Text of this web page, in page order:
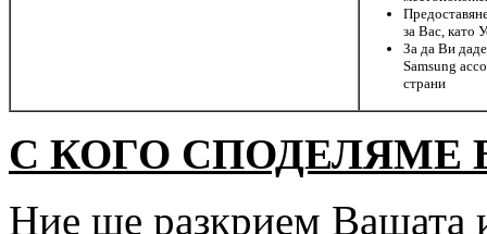
за Вас, като
За да Ви
Samsung
страни
С КОГО
Ние ще разкрием Вашата